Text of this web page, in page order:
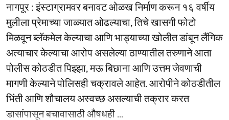
नागपूर : इंस्टाग्रामवर बनावट ओळख निर्माण करून १६ वर्षीय
मुलीला प्रेमाच्या जाळ्यात ओढल्याचा, तिचे खासगी फोटो
मिळवून ब्लॅकमेल केल्याचा आणि भाड्याच्या खोलीत डांबून लैंगिक
अत्याचार केल्याचा आरोप असलेल्या ठाण्यातील तरुणाने आता
पोलीस कोठडीत पिझ्झा, मऊ बिछाना आणि उत्तम जेवणाची
मागणी केल्याने पोलिसही चक्रावले आहेत. आरोपीने कोठडीतील
भिंती आणि शौचालय अस्वच्छ असल्याची तक्रार करत
डासांपासून बचावासाठी औषधही ...